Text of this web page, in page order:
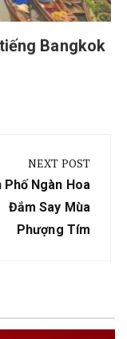
Bangkok
NEXT POST
Phố Ngàn Hoa
Đắm Say Mùa
Phượng Tím